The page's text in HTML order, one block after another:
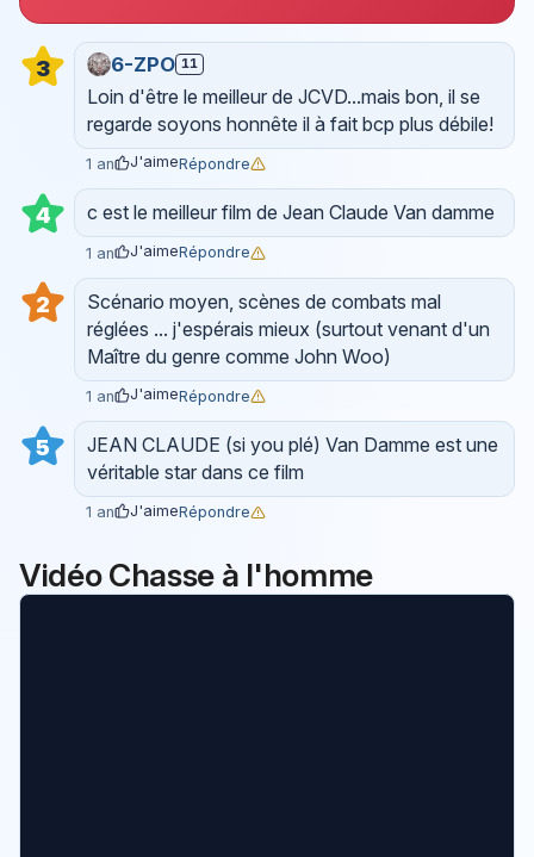
3 6-ZPO 11
Loin d'être le meilleur de JCVD...mais bon, il se
regarde soyons honnête il à fait bcp plus débile!
1 an J'aimeRépondre
4 c est le meilleur film de Jean Claude Van damme
1 an J'aimeRépondre
2
Scénario moyen, scènes de combats mal
réglées ... j'espérais mieux (surtout venant d'un
Maître du genre comme John Woo)
1 an J'aimeRépondre
5
JEAN CLAUDE (si you plé) Van Damme est une
véritable star dans ce film
1 an J'aimeRépondre
Vidéo Chasse à l'homme